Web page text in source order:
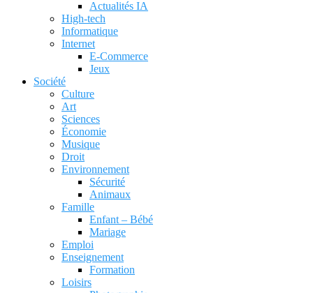
Actualités IA
High-tech
Informatique
Internet
E-Commerce
Jeux
Société
Culture
Art
Sciences
Économie
Musique
Droit
Environnement
Sécurité
Animaux
Famille
Enfant – Bébé
Mariage
Emploi
Enseignement
Formation
Loisirs